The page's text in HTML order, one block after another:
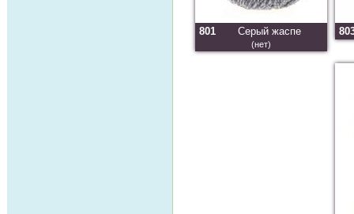
801 Серый жаспе
(нет)